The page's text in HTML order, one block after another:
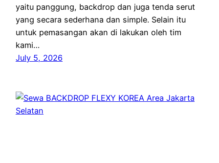
yaitu panggung, backdrop dan juga tenda serut
yang secara sederhana dan simple. Selain itu
untuk pemasangan akan di lakukan oleh tim
kami…
July 5, 2026